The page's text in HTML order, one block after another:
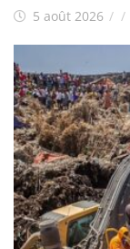
5 août 2026 / /